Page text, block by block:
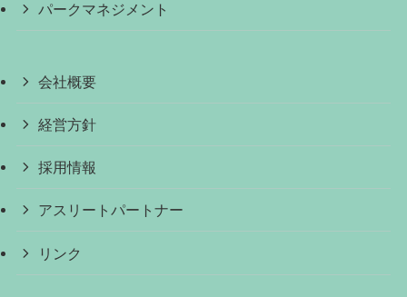
パークマネジメント
会社概要
経営方針
採用情報
アスリートパートナー
リンク